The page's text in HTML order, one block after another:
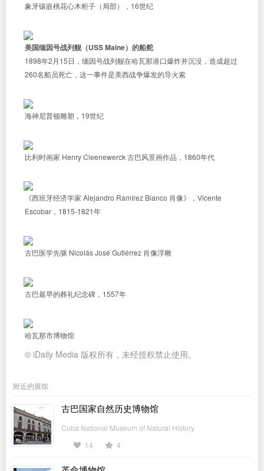
象牙镶嵌桃花心木柜子（局部），16世纪
美国缅因号战列舰（USS Maine）的船舵
1898年2月15日，缅因号战列舰在哈瓦那港口爆炸并沉没，造成超过
260名船员死亡，这一事件是美西战争爆发的导火索
海神尼普顿雕塑，19世纪
比利时画家 Henry Cleenewerck 古巴风景画作品，1860年代
《西班牙经济学家 Alejandro Ramírez Blanco 肖像》，Vicente
Escobar，1815-1821年
古巴医学先驱 Nicolás José Gutiérrez 肖像浮雕
古巴最早的葬礼纪念碑，1557年
哈瓦那市博物馆
© iDaily Media 版权所有，未经授权禁止使用。
附近的展馆
古巴国家自然历史博物馆
Cuba National Museum of Natural History
14
4